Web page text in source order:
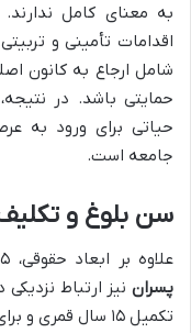
به معنای کامل
اقدامات تأمینی و
شامل ارجاع به کانون
حیاتی برای ورود به
جامعه است.
سن بلوغ و
علاوه بر ابعاد حقوقی، ۱۵ سال تمام با
پسران نیز ارتباط